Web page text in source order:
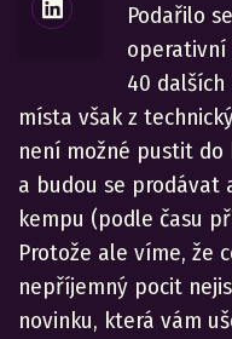
Podařilo
operativní
40
místa však z
není možné pustit
a budou se prodávat
kempu (podle času
Protože ale víme, že
nepříjemný pocit
novinku, která vám